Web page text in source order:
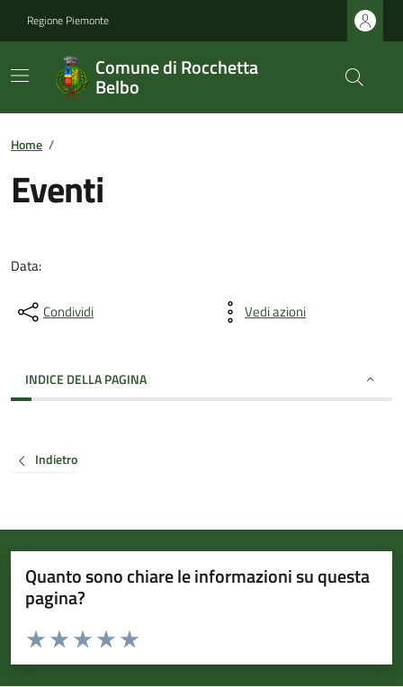
Regione Piemonte
Comune di Rocchetta
Belbo
Home /
Eventi
Data:
Condividi Vedi azioni
INDICE DELLA PAGINA
Indietro
Quanto sono chiare le informazioni su questa
pagina?
Valuta da 1 a 5 stelle la pagina
Valuta 5 stelle su 5
Valuta 4 stelle su 5
Valuta 3 stelle su 5
Valuta 2 stelle su 5
Valuta 1 stelle su 5